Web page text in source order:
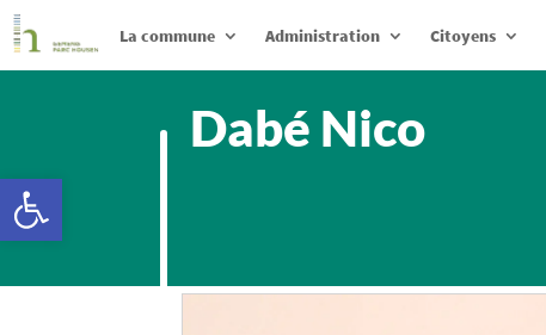
La commune Administration Citoyens
Dabé Nico
Ouvrir la barre d’outils